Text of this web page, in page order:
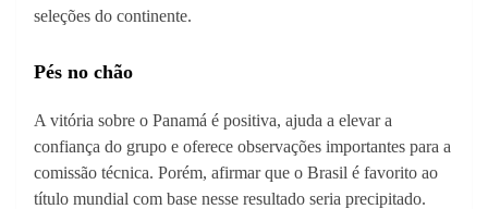
seleções do continente.
Pés no chão
A vitória sobre o Panamá é positiva, ajuda a elevar a
confiança do grupo e oferece observações importantes para a
comissão técnica. Porém, afirmar que o Brasil é favorito ao
título mundial com base nesse resultado seria precipitado.